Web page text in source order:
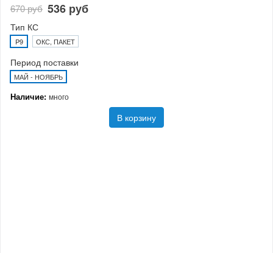
670 руб 536 руб
Тип КС
P9 ОКС, ПАКЕТ
Период поставки
МАЙ - НОЯБРЬ
Наличие: много
В корзину